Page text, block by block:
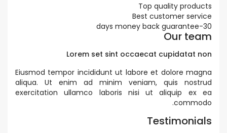
Top quality products
Best customer service
30-days money back guarantee
Our team
Lorem set sint occaecat cupidatat non
Eiusmod tempor incididunt ut labore et dolore magna
aliqua. Ut enim ad minim veniam, quis nostrud
exercitation ullamco laboris nisi ut aliquip ex ea
commodo.
Testimonials